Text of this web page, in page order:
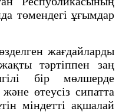
төмендегі ұғымдар
жағдайларды
тәртіппен заң
бір мөлшерде
өтеусіз сипатта
міндетті ақшалай